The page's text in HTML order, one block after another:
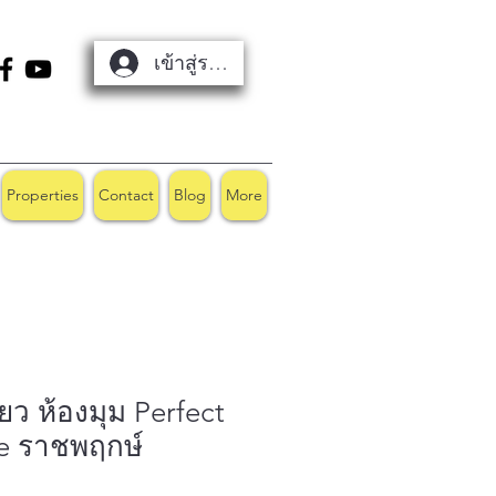
เข้าสู่ระบบ
Properties Contact Blog More
ว ห้องมุม Perfect
ราชพฤกษ์